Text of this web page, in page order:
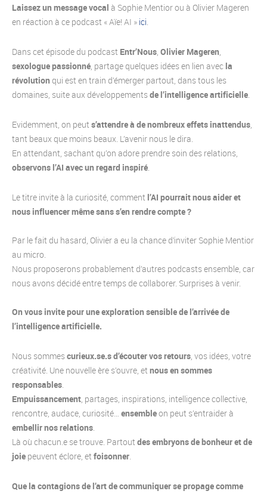
Laissez un message vocal à Sophie Mentior ou à Olivier Mageren
en réaction à ce podcast « Aïe! AI » ici.
Dans cet épisode du podcast Entr’Nous, Olivier Mageren,
sexologue passionné, partage quelques idées en lien avec la
révolution qui est en train d’émerger partout, dans tous les
domaines, suite aux développementsde l’intelligence artificielle.
Evidemment, on peut s’attendre à de nombreux effets inattendus,
tant beaux que moins beaux. L’avenir nous le dira.
En attendant, sachant qu’on adore prendre soin des relations,
observons l’AI avec un regard inspiré.
Le titre invite à la curiosité, comment l’AI pourrait nous aider et
nous influencer même sans s’en rendre compte ?
Par le fait du hasard, Olivier a eu la chance d’inviter Sophie Mentior
au micro.
Nous proposerons probablement d’autres podcasts ensemble, car
nous avons décidé entre temps de collaborer. Surprises à venir.
On vous invite pour une exploration sensible de l’arrivée de
l’intelligence artificielle.
Nous sommescurieux.se.s d’écouter vos retours, vos idées, votre
créativité. Une nouvelle ère s’ouvre, et nous en sommes
responsables.
Empuissancement, partages, inspirations, intelligence collective,
rencontre, audace, curiosité… ensembleon peut s’entraider à
embellir nos relations.
Là où chacun.e se trouve. Partout des embryons de bonheur et de
joie peuvent éclore, et foisonner.
Que la contagions de l’art de communiquer se propage comme